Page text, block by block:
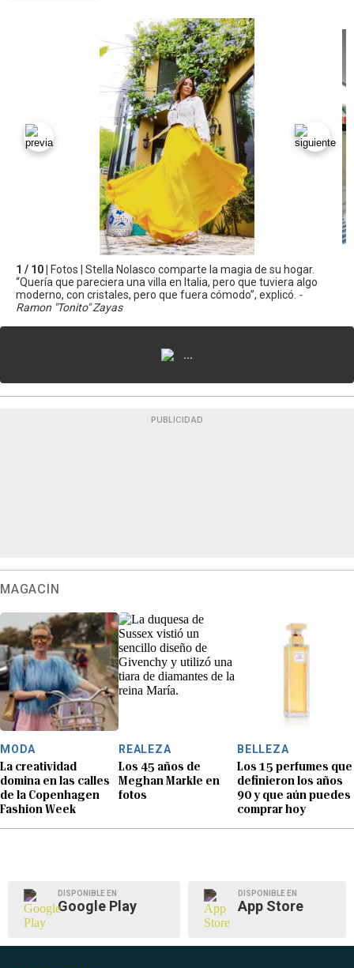
1 / 10 |
Fotos | Stella Nolasco comparte la magia de su hogar.
“Quería que pareciera una villa en Italia, pero que tuviera algo
moderno, con cristales, pero que fuera cómodo”, explicó. -
Ramon "Tonito" Zayas
...
PUBLICIDAD
MAGACÍN
MODA
La creatividad
domina en las calles
de la Copenhagen
Fashion Week
REALEZA
Los 45 años de
Meghan Markle en
fotos
BELLEZA
Los 15 perfumes que
definieron los años
90 y que aún puedes
comprar hoy
DISPONIBLE EN
Google Play
DISPONIBLE EN
App Store